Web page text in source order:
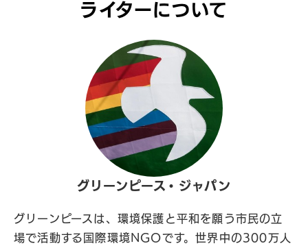
ライターについて
グリーンピース・ジャパン
グリーンピースは、環境保護と平和を願う市民の立
場で活動する国際環境NGOです。世界中の300万人